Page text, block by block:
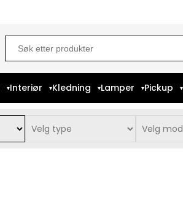
Search
for:
Interiør Kledning Lamper Pickup